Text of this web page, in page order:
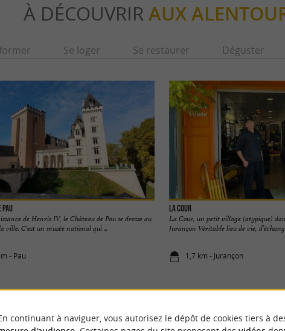
À DÉCOUVRIR AUX
Se loger Se restaurer Déguster
de Henris IV, le Château de Pau se dresse au
ville. C'est un musée national qui ...
- Pau
La Cour
La Cour, un petit village (atypique)
Jurançon Véritable lieu de vie,
1,7 km - Jurançon
continuant à naviguer, vous autorisez le dépôt de cookies tiers à